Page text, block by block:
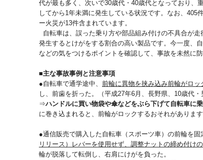
代が最も多く、次いで30歳代・40歳代となっており、
してから1年未満に発生している状況です。なお、405
ー火災が13件含まれています。
自転車は、誤った乗り方や部品組み付けの不具合が
発生するとけがをする割合の高い製品です。今一度、
などの気をつけるポイントを確認して、事故を未然に防
■主な事故事例と注意事項
●自転車で通学途中、 前輪に異物を挟み込み前輪がロッ
し、前歯を折った。（平成27年6月、長野県、10歳代・
⇒ハンドルに買い物袋や傘などをぶら下げて自転車に乗
に巻き込まれると、前輪がロックするおそれがあります
●通信販売で購入した自転車（スポーツ車）の前輪を固
リリース）レバーを使用せず、調整ナットの締め付け
輪が脱落して転倒し、右肩にけがを負った。